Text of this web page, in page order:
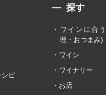
シピ
探す
ワインに合
理・おつまみ)
ワイン
ワイナリー
お店